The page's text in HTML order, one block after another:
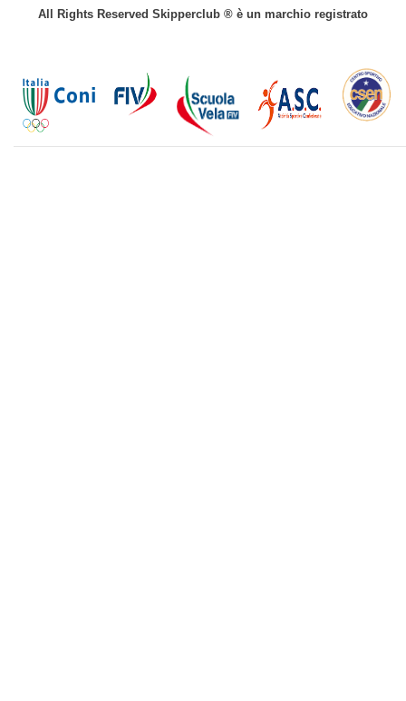
All Rights Reserved Skipperclub ® è un marchio registrato